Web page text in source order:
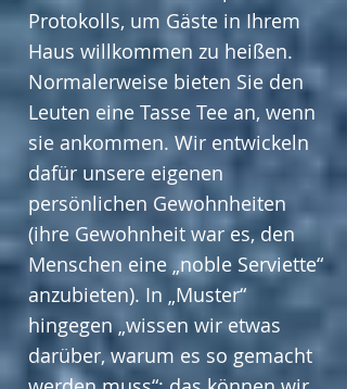
Protokolls, um Gäste in Ihrem
Haus willkommen zu heißen.
Normalerweise bieten Sie den
Leuten eine Tasse Tee an, wenn
sie ankommen. Wir entwickeln
dafür unsere eigenen
persönlichen Gewohnheiten
(ihre Gewohnheit war es, den
Menschen eine „noble Serviette“
anzubieten). In „Muster“
hingegen „wissen wir etwas
darüber, warum es so gemacht